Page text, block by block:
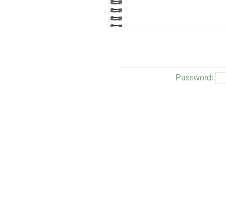
Password: